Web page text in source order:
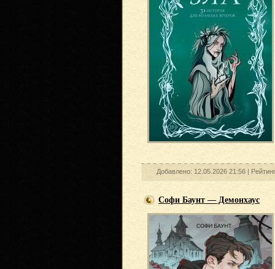
Добавлено: 12.05.2026 21:56 |
Софи Баунт — Демонхаус